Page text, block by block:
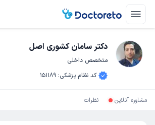
دکتر سامان کشوری اصل
متخصص داخلی
کد نظام پزشکی:
151189
مشاوره آنلاین نظرات